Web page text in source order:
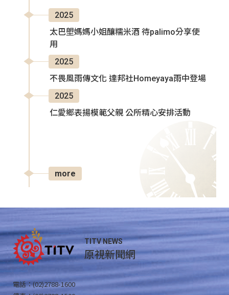
2025
太巴塱媽媽小姐釀糯米酒 待palimo分享使
用
2025
不畏風雨傳文化 達邦社Homeyaya雨中登場
2025
仁愛鄉表揚模範父親 公所精心安排活動
more
TITV NEWS
原視新聞網
電話：(02)2788-1600